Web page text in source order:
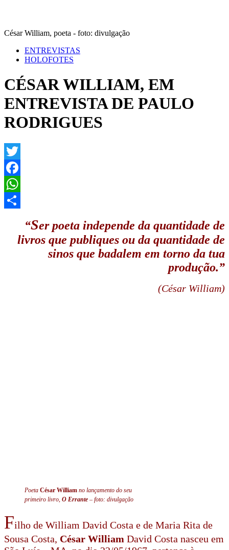
César William, poeta - foto: divulgação
ENTREVISTAS
HOLOFOTES
CÉSAR WILLIAM, EM
ENTREVISTA DE PAULO
RODRIGUES
Twitter
Facebook
WhatsApp
“Ser poeta independe da quantidade de
livros que publiques ou da quantidade de
sinos que badalem em torno da tua
produção.”
(César William)
Poeta César William no lançamento do seu
primeiro livro, O Errante – foto: divulgação
Filho de William David Costa e de Maria Rita de
Sousa Costa, César William David Costa nasceu em